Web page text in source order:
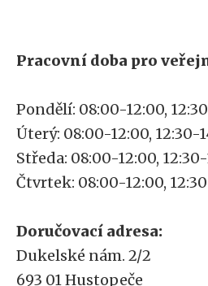
Pracovní doba pro
Pondělí: 08:00-12:00,
Úterý: 08:00-12:00, 12:30-
Středa: 08:00-12:00, 12:30-
Čtvrtek: 08:00-12:00,
Doručovací adresa:
Dukelské nám. 2/2
693 01 Hustopeče